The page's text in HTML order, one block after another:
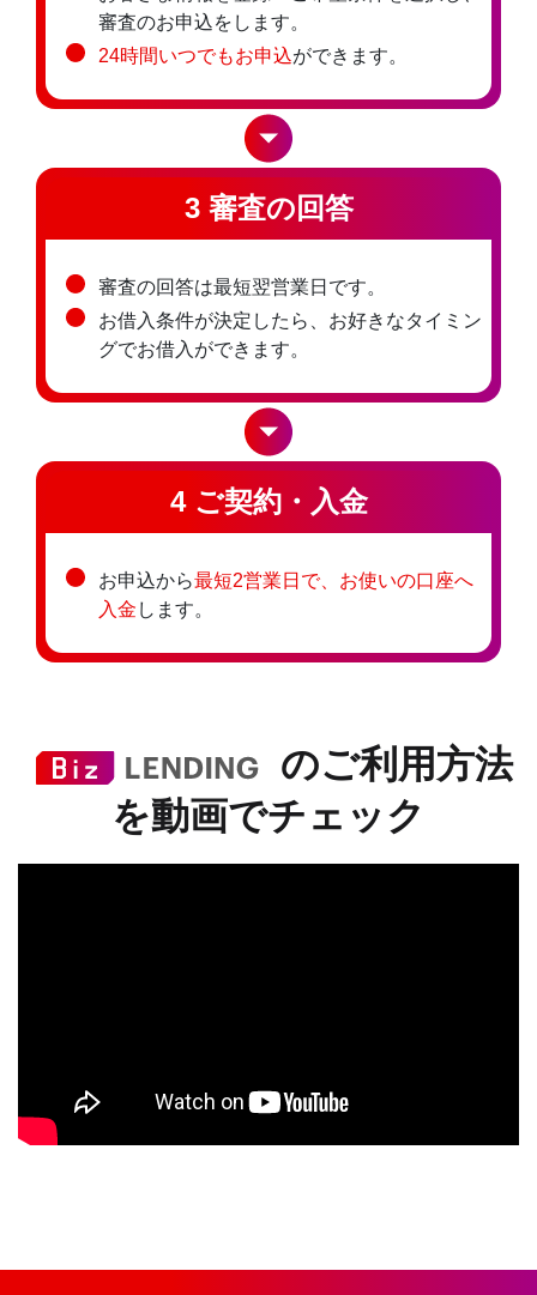
審査のお申込をします。
24時間いつでもお申込ができます。
3 審査の回答
審査の回答は最短翌営業日です。
お借入条件が決定したら、お好きなタイミン
グでお借入ができます。
4 ご契約・入金
お申込から最短2営業日で、お使いの口座へ
入金 します。
のご利用方法
を動画でチェック